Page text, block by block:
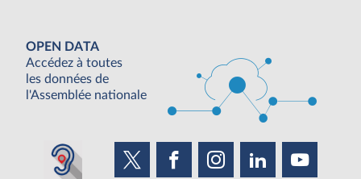
OPEN DATA
Accédez à toutes
les données de
l'Assemblée nationale